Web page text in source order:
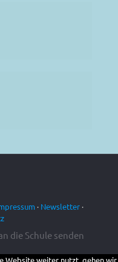
· Newsletter·
die Schule senden